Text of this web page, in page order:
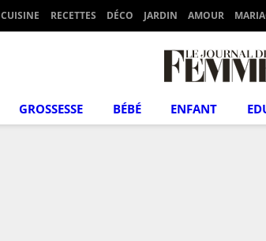
CUISINE RECETTES DÉCO JARDIN AMOUR
GROSSESSE BÉBÉ ENFANT